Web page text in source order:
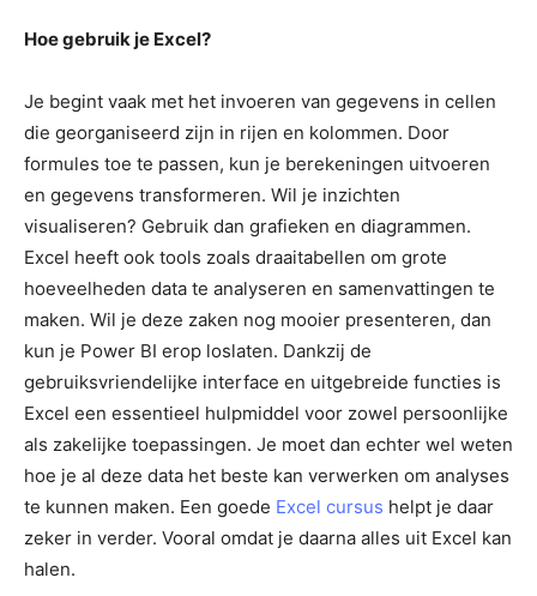
Hoe gebruik je Excel?
Je begint vaak met het invoeren van gegevens in cellen
die georganiseerd zijn in rijen en kolommen. Door
formules toe te passen, kun je berekeningen uitvoeren
en gegevens transformeren. Wil je inzichten
visualiseren? Gebruik dan grafieken en diagrammen.
Excel heeft ook tools zoals draaitabellen om grote
hoeveelheden data te analyseren en samenvattingen te
maken. Wil je deze zaken nog mooier presenteren, dan
kun je Power BI erop loslaten. Dankzij de
gebruiksvriendelijke interface en uitgebreide functies is
Excel een essentieel hulpmiddel voor zowel persoonlijke
als zakelijke toepassingen. Je moet dan echter wel weten
hoe je al deze data het beste kan verwerken om analyses
te kunnen maken. Een goede Excel cursus helpt je daar
zeker in verder. Vooral omdat je daarna alles uit Excel kan
halen.